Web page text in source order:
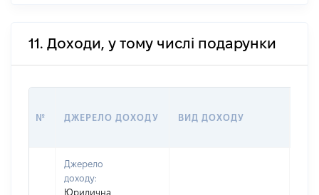
11. Доходи, у тому числі подарунки
№ ДЖЕРЕЛО ДОХОДУ ВИД ДОХОДУ
Джерело
доходу:
Юридична